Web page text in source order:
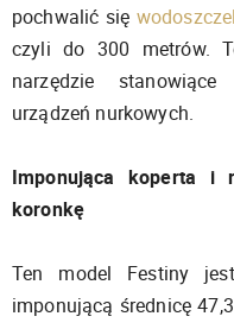
pochwalić się
czyli do 300 metrów.
narzędzie
urządzeń nurkowych.
Imponująca koperta i
koronkę
Ten model Festiny
imponującą średnicę